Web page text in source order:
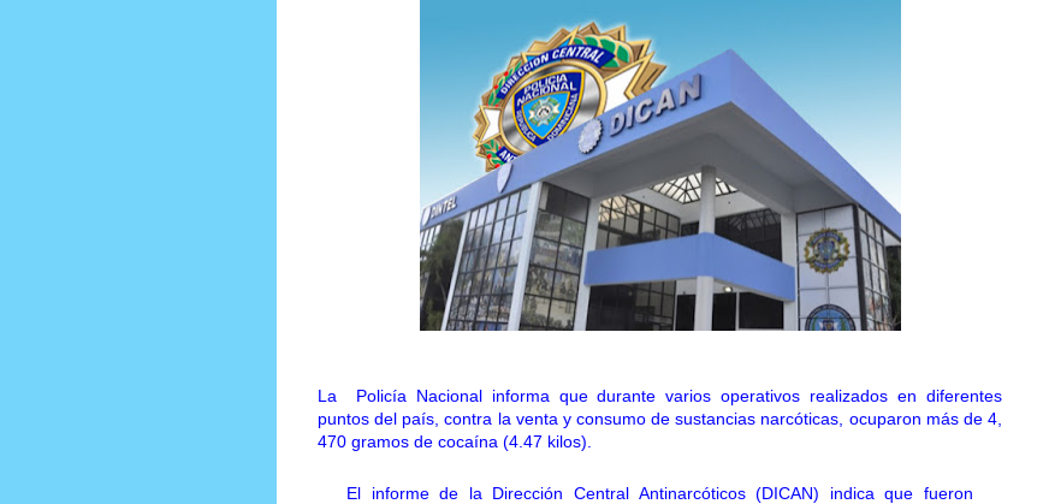
La Policía Nacional informa que durante varios operativos realizados en diferentes
puntos del país, contra la venta y consumo de sustancias narcóticas, ocuparon más de 4,
470 gramos de cocaína (4.47 kilos).
El informe de la Dirección Central Antinarcóticos (DICAN) indica que fueron